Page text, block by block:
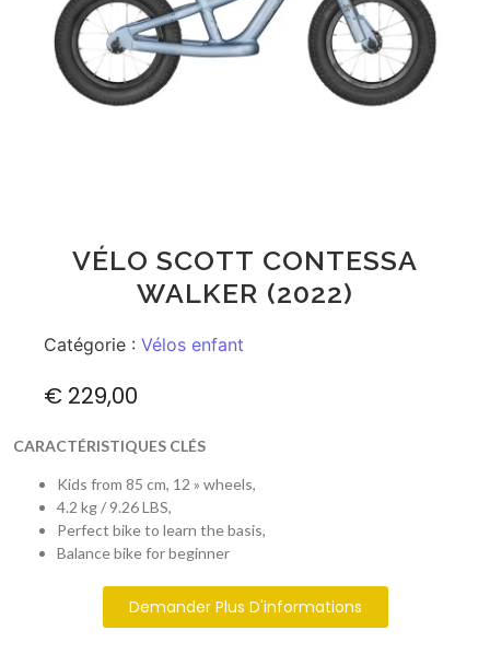
VÉLO SCOTT CONTESSA
WALKER (2022)
Catégorie : Vélos enfant
€ 229,00
CARACTÉRISTIQUES CLÉS
Kids from 85 cm, 12 » wheels,
4.2 kg / 9.26 LBS,
Perfect bike to learn the basis,
Balance bike for beginner
Demander Plus D'informations